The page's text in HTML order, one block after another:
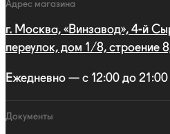
Адрес магазина
г. Москва, «Винзавод», 4-й
переулок, дом 1/8, строение
Ежедневно — с 12:00 до 21:00
Документы